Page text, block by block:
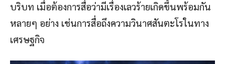
บริบท เมื่อต้องการสื่อว่ามีเรื่องเลวร้ายเกิดขึ้นพร้อมกัน
หลายๆ อย่าง เช่นการสื่อถึงความวินาศสันตะโรในทาง
เศรษฐกิจ